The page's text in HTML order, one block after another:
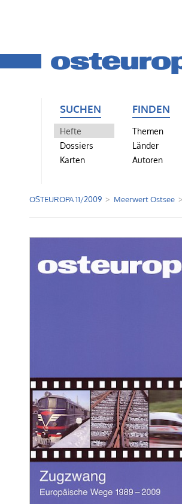
SUCHEN
Hefte
Dossiers
Karten
FINDEN
Themen
Länder
Autoren
OSTEUROPA 11/2009 Meerwert Ostsee